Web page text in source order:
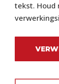
tekst. Houd